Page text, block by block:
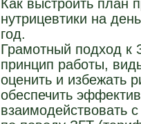
Как выстроить план
нутрицевтики на
год.
Грамотный подход к
принцип работы,
оценить и избежать
обеспечить
взаимодействовать